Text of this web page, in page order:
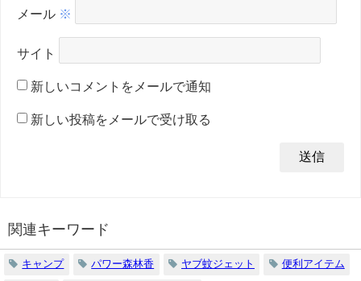
メール ※
サイト
新しいコメントをメールで通知
新しい投稿をメールで受け取る
関連キーワード
キャンプ パワー森林香 ヤブ蚊ジェット 便利アイテム